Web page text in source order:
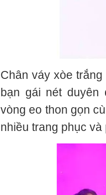
Chân váy xòe
bạn gái nét duyên
vòng eo thon gọn
nhiều trang phục